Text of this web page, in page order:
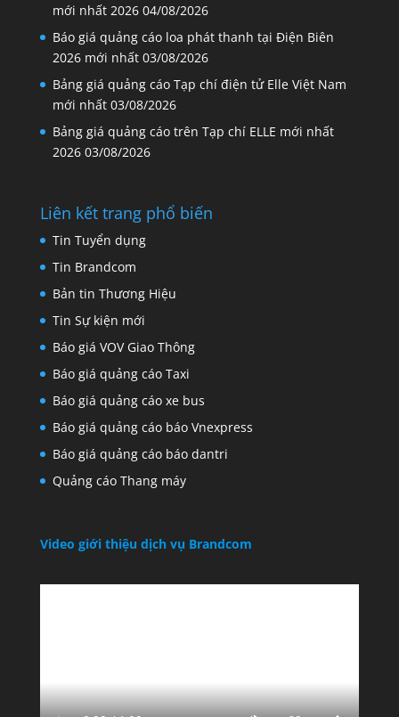
mới nhất 2026 04/08/2026
Báo giá quảng cáo loa phát thanh tại Điện Biên
2026 mới nhất 03/08/2026
Bảng giá quảng cáo Tạp chí điện tử Elle Việt Nam
mới nhất 03/08/2026
Bảng giá quảng cáo trên Tạp chí ELLE mới nhất
2026 03/08/2026
Liên kết trang phổ biến
Tin Tuyển dụng
Tin Brandcom
Bản tin Thương Hiệu
Tin Sự kiện mới
Báo giá VOV Giao Thông
Báo giá quảng cáo Taxi
Báo giá quảng cáo xe bus
Báo giá quảng cáo báo Vnexpress
Báo giá quảng cáo báo dantri
Quảng cáo Thang máy
Video giới thiệu dịch vụ Brandcom